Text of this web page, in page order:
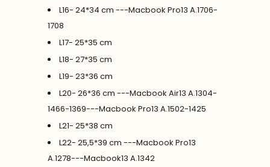
L16- 24*34 cm ---Macbook Pro13 A.1706-
1708
L17- 25*35 cm
L18- 27*35 cm
L19- 23*36 cm
L20- 26*36 cm ---Macbook Air13 A.1304-
1466-1369---Macbook Pro13 A.1502-1425
L21- 25*38 cm
L22- 25,5*39 cm ---Macbook Pro13
A.1278---Macbook13 A.1342